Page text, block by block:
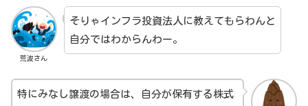
荒波さん
そりゃインフラ投資法人に教えてもらわんと
自分ではわからんわー。
特にみなし譲渡の場合は、自分が保有する株式